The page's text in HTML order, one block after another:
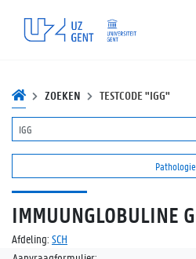
ZOEKEN TESTCODE "IGG"
Pathologie
IMMUUNGLOBULINE G
Afdeling: SCH